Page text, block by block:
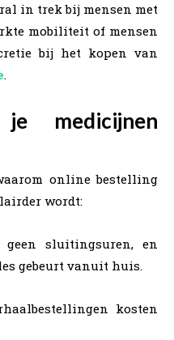
in trek bij mensen met
mobiliteit of mensen
bij het kopen van
.
medicijnen
online bestelling
wordt:
geen sluitingsuren, en
gebeurt vanuit huis.
kosten